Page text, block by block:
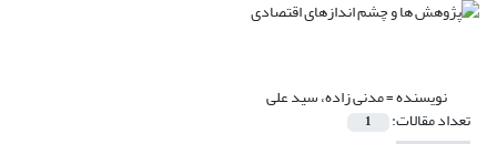
نویسنده =مدنی زاده، سید علی
تعداد مقالات: 1